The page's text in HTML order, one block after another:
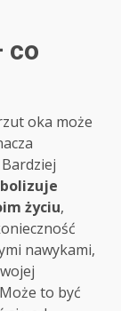
co
oka może
życiu,
nawykami,
to być